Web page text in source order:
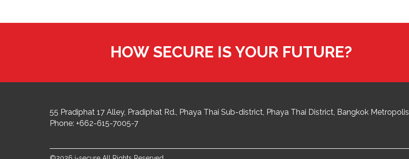
HOW SECURE IS YOUR FUTURE?
55 Pradiphat 17 Alley, Pradiphat Rd., Phaya Thai Sub-district Phaya Thai District, Bangkok Metropolis
Phone: +662-615-7005-7